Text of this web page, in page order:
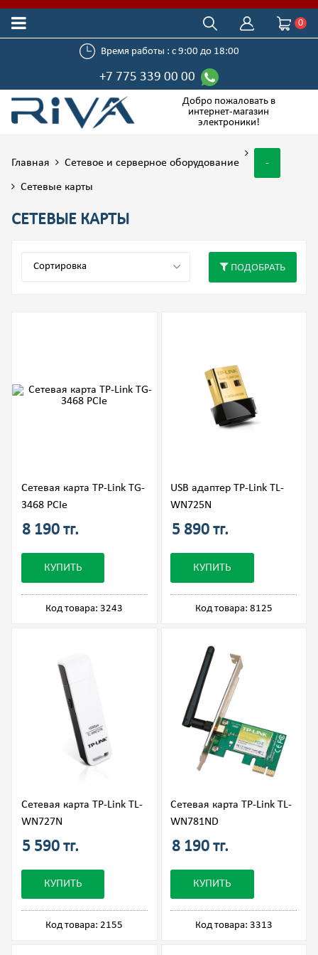
0
Время работы : с 9:00 до 18:00
+7 775 339 00 00
Добро пожаловать в
интернет-магазин
электроники!
Главная Сетевое и серверное оборудование -
Сетевые карты
СЕТЕВЫЕ КАРТЫ
ПОДОБРАТЬ
Сетевая карта TP-Link TG-
3468 PCIe
8 190 тг.
КУПИТЬ
Код товара: 3243
USB адаптер TP-Link TL-
WN725N
5 890 тг.
КУПИТЬ
Код товара: 8125
Сетевая карта TP-Link TL-
WN727N
5 590 тг.
КУПИТЬ
Код товара: 2155
Сетевая карта TP-Link TL-
WN781ND
8 190 тг.
КУПИТЬ
Код товара: 3313